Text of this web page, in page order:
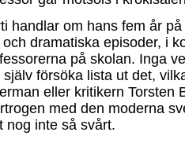
handlar om hans fem år
dramatiska episoder, i
på skolan. Inga
försöka lista ut det,
eller kritikern Torsten
med den moderna
nog inte så svårt.